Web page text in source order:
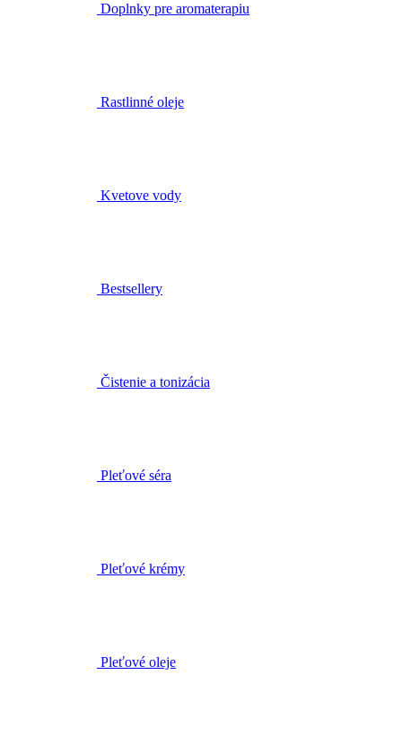
Doplnky pre aromaterapiu
Rastlinné oleje
Kvetove vody
Bestsellery
Čistenie a tonizácia
Pleťové séra
Pleťové krémy
Pleťové oleje